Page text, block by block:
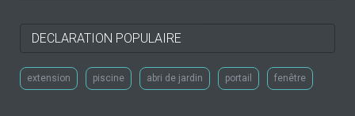
DECLARATION POPULAIRE
extension piscine abri de jardin portail fenêtre